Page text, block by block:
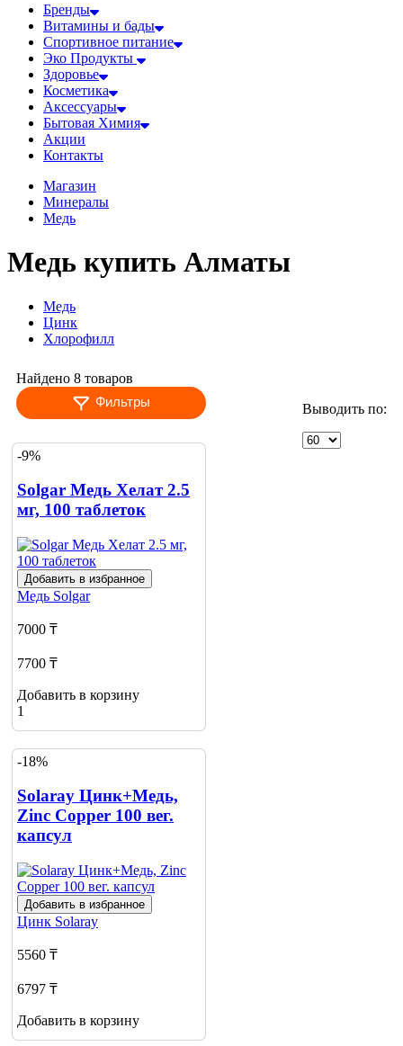
Бренды
Витамины и бады
Спортивное питание
Эко Продукты
Здоровье
Косметика
Аксессуары
Бытовая Химия
Акции
Контакты
Магазин
Минералы
Медь
Медь купить Алматы
Медь
Цинк
Хлорофилл
Найдено 8 товаров
Фильтры
Выводить по:
-9%
Solgar Медь Хелат 2.5
мг, 100 таблеток
Добавить в избранное
Медь Solgar
7000 ₸
7700 ₸
Добавить в корзину
1
-18%
Solaray Цинк+Медь,
Zinc Copper 100 вег.
капсул
Добавить в избранное
Цинк Solaray
5560 ₸
6797 ₸
Добавить в корзину